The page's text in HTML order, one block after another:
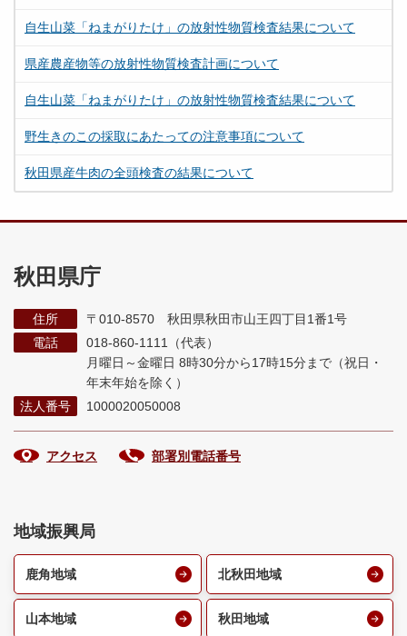
自生山菜「ねまがりたけ」の放射性物質検査結果について
県産農産物等の放射性物質検査計画について
自生山菜「ねまがりたけ」の放射性物質検査結果について
野生きのこの採取にあたっての注意事項について
秋田県産牛肉の全頭検査の結果について
秋田県庁
住所
〒010-8570 秋田県秋田市山王四丁目1番1号
電話
018-860-1111（代表）
月曜日～金曜日 8時30分から17時15分まで （祝日・
年末年始を除く）
法人番号
1000020050008
アクセス 部署別電話番号
地域振興局
鹿角地域 北秋田地域
山本地域 秋田地域